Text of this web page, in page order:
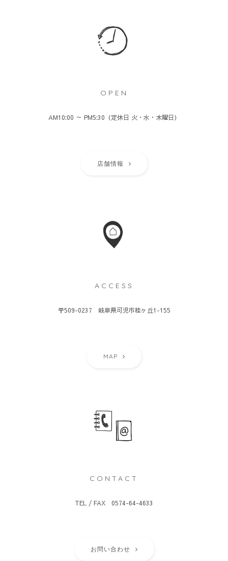
OPEN
AM10:00 ～ PM5:30（定休日 火・水・木曜日）
店舗情報
ACCESS
〒509-0237 岐阜県可児市桂ヶ丘1-155
MAP
CONTACT
TEL / FAX 0574-64-4633
お問い合わせ